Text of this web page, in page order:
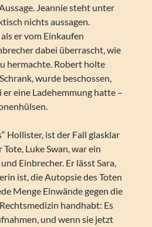
Jeannie steht unter
nichts aussagen.
er vom Einkaufen
dabei überrascht, wie
hermachte. Robert holte
wurde beschossen,
eine Ladehemmung hatte –
Hollister, ist der Fall glasklar
Luke Swan, war ein
Einbrecher. Er lässt Sara,
ist, die Autopsie des Toten
Menge Einwände gegen die
handhabt: Es
und wenn sie jetzt